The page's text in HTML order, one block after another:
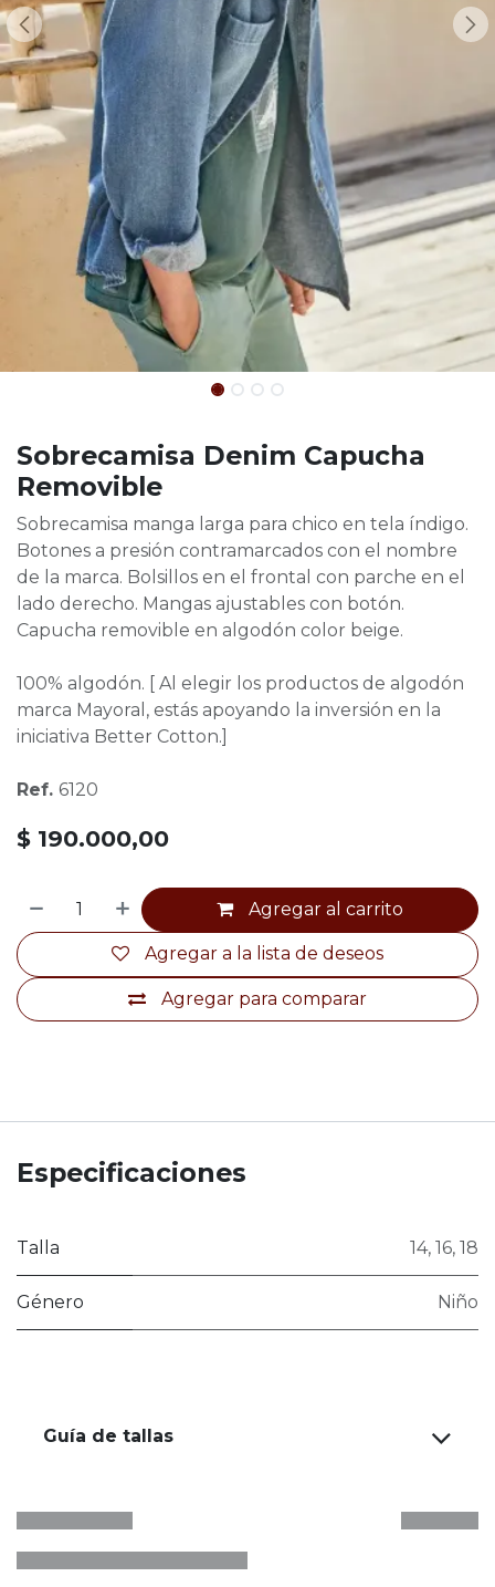
Sobrecamisa Denim Capucha
Removible
Sobrecamisa manga larga para chico en tela índigo.
Botones a presión contramarcados con el nombre
de la marca. Bolsillos en el frontal con parche en el
lado derecho. Mangas ajustables con botón.
Capucha removible en algodón color beige.
100% algodón. [ Al elegir los productos de algodón
marca Mayoral, estás apoyando la inversión en la
iniciativa Better Cotton.]
Ref. 6120
$ 190.000,00
Agregar al carrito
Agregar para comparar
Agregar a la lista de deseos
Especificaciones
Talla 14, 16, 18
Género Niño
Guía de tallas